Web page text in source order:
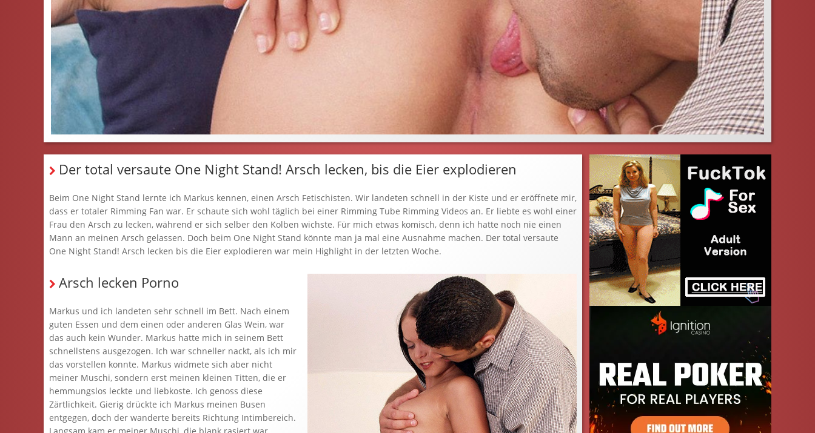
Der total versaute One Night Stand! Arsch lecken, bis die Eier explodieren
Beim One Night Stand lernte ich Markus kennen, einen Arsch Fetischisten. Wir landeten schnell in der Kiste und er eröffnete mir,
dass er totaler Rimming Fan war. Er schaute sich wohl täglich bei einer Rimming Tube Rimming Videos an. Er liebte es wohl einer
Frau den Arsch zu lecken, während er sich selber den Kolben wichste. Für mich etwas komisch, denn ich hatte noch nie einen
Mann an meinen Arsch gelassen. Doch beim One Night Stand könnte man ja mal eine Ausnahme machen. Der total versaute
One Night Stand! Arsch lecken bis die Eier explodieren war mein Highlight in der letzten Woche.
Arsch lecken Porno
Markus und ich landeten sehr schnell im Bett. Nach einem
guten Essen und dem einen oder anderen Glas Wein, war
das auch kein Wunder. Markus hatte mich in seinem Bett
schnellstens ausgezogen. Ich war schneller nackt, als ich mir
das vorstellen konnte. Markus widmete sich aber nicht
meiner Muschi, sondern erst meinen kleinen Titten, die er
hemmungslos leckte und liebkoste. Ich genoss diese
Zärtlichkeit. Gierig drückte ich Markus meinen Busen
entgegen, doch der wanderte bereits Richtung Intimbereich.